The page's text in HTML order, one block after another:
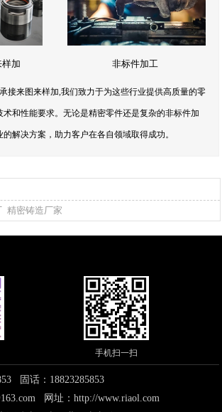
加 非标件加工
接来图来样加,我们致力于为这些行业提供高质量的零
术和性能要求。无论是精密零件还是复杂的非标件加
解决方案，助力客户在各自领域取得成功。
精密铸造厂家
手机扫一扫
固话：18823285853
网址：http://www.riaol.com